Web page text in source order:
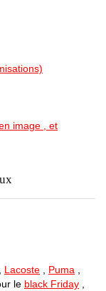
image , et
Lacoste Puma
le black Friday